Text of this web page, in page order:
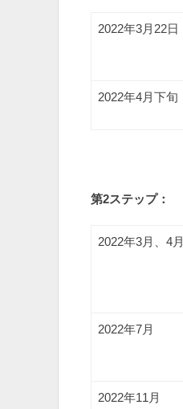
2022年3月22日
2022年4月下旬
第2ステップ：
2022年3月、4月
2022年7月
2022年11月